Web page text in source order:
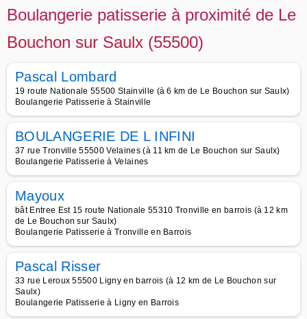
Boulangerie patisserie à proximité de Le
Bouchon sur Saulx (55500)
Pascal Lombard
19 route Nationale 55500 Stainville (à 6 km de Le Bouchon sur Saulx)
Boulangerie Patisserie à Stainville
BOULANGERIE DE L INFINI
37 rue Tronville 55500 Velaines (à 11 km de Le Bouchon sur Saulx)
Boulangerie Patisserie à Velaines
Mayoux
bât Entree Est 15 route Nationale 55310 Tronville en barrois (à 12 km
de Le Bouchon sur Saulx)
Boulangerie Patisserie à Tronville en Barrois
Pascal Risser
33 rue Leroux 55500 Ligny en barrois (à 12 km de Le Bouchon sur
Saulx)
Boulangerie Patisserie à Ligny en Barrois